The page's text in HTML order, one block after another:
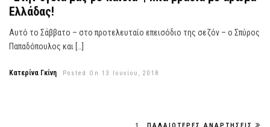
Ελλάδας!
Αυτό το Σάββατο – στο προτελευταίο επεισόδιο της σεζόν – ο Σπύρος
Παπαδόπουλος και […]
Κατερίνα Γκίνη Posted On 13 Ιουνίου, 2018